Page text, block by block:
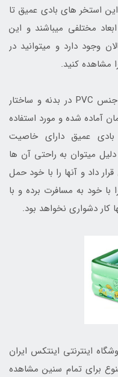
استخر های بادی عمیق تا
مختلفی میباشند و این
وجود دارد و میتوانید در
مشاهده کنید.
استخر بادی عمیق به دلیل استفاده از جنس PVC در بدنه و ساختار
آماده شده و مورد استفاده
بادی عمیق دارای خاصیت
میتوان به راحتی آن ها
داد و آنها را با خود حمل
با خود به مسافرت برده و با
کار دشواری نخواهد بود.
اینترنتی اینتکس ایران
برای تمام سنین مشاهده